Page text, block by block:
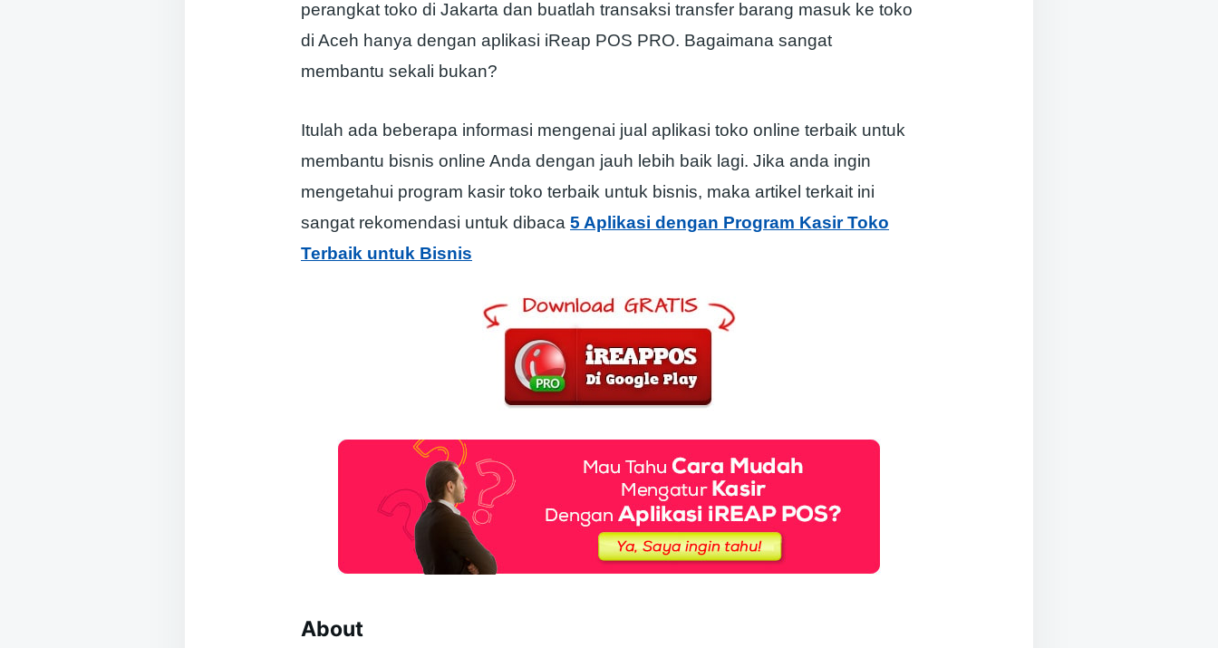
perangkat toko di Jakarta dan buatlah transaksi transfer barang masuk ke toko
di Aceh hanya dengan aplikasi iReap POS PRO. Bagaimana sangat
membantu sekali bukan?
Itulah ada beberapa informasi mengenai jual aplikasi toko online terbaik untuk
membantu bisnis online Anda dengan jauh lebih baik lagi. Jika anda ingin
mengetahui program kasir toko terbaik untuk bisnis, maka artikel terkait ini
sangat rekomendasi untuk dibaca 5 Aplikasi dengan Program Kasir Toko
Terbaik untuk Bisnis
About